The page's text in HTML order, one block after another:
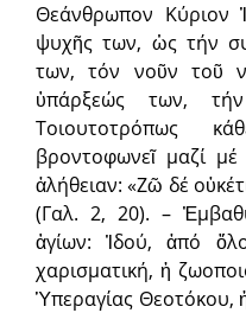
Θεάνθρωπον Κύριον
ψυχῆς των, ὡς τήν
των, τόν νοῦν τοῦ
ὑπάρξεώς των,
Τοιουτοτρόπως
βροντοφωνεῖ μαζί
ἀλήθειαν: «Ζῶ δέ
(Γαλ. 2, 20). –
ἁγίων: Ἰδού, ἀπό
χαρισματική, ἡ
Ὑπεραγίας Θεοτόκου,